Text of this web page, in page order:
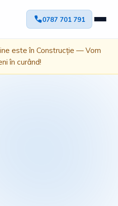
0787 701 791
este în Construcție — Vom
în curând!